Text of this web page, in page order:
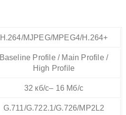
H.264/MJPEG/MPEG4/H.264+
Baseline Profile / Main Profile /
High Profile
32 кб/с– 16 Мб/с
G.711/G.722.1/G.726/MP2L2